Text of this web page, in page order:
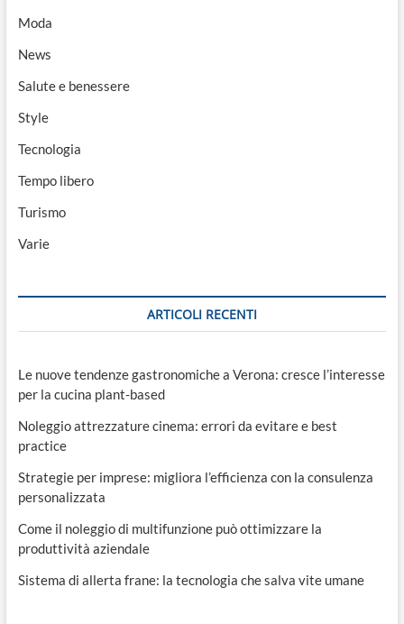
Moda
News
Salute e benessere
Style
Tecnologia
Tempo libero
Turismo
Varie
ARTICOLI RECENTI
Le nuove tendenze gastronomiche a Verona: cresce l’interesse
per la cucina plant-based
Noleggio attrezzature cinema: errori da evitare e best
practice
Strategie per imprese: migliora l’efficienza con la consulenza
personalizzata
Come il noleggio di multifunzione può ottimizzare la
produttività aziendale
Sistema di allerta frane: la tecnologia che salva vite umane